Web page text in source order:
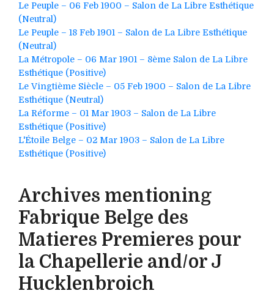
Le Peuple – 06 Feb 1900 – Salon de La Libre Esthétique
(Neutral)
Le Peuple – 18 Feb 1901 – Salon de La Libre Esthétique
(Neutral)
La Métropole – 06 Mar 1901 – 8ème Salon de La Libre
Esthétique (Positive)
Le Vingtième Siècle – 05 Feb 1900 – Salon de La Libre
Esthétique (Neutral)
La Réforme – 01 Mar 1903 – Salon de La Libre
Esthétique (Positive)
L'Étoile Belge – 02 Mar 1903 – Salon de La Libre
Esthétique (Positive)
Archives mentioning
Fabrique Belge des
Matieres Premieres pour
la Chapellerie and/or J
Hucklenbroich